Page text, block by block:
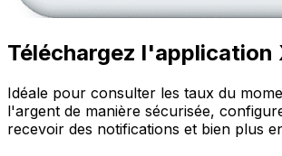
Téléchargez l'application
Idéale pour consulter les taux du
l'argent de manière sécurisée,
recevoir des notifications et bien plus